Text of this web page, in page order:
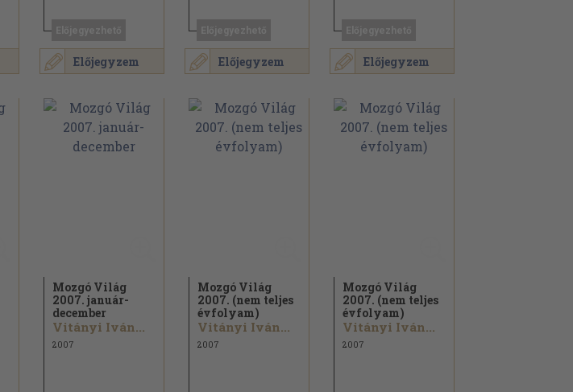
Előjegyzem Előjegyzem Előjegyzem
Mozgó Világ
2007. január-
december
Vitányi Iván...
2007
Mozgó Világ
2007. (nem teljes
évfolyam)
Vitányi Iván...
2007
Mozgó Világ
2007. (nem teljes
évfolyam)
Vitányi Iván...
2007